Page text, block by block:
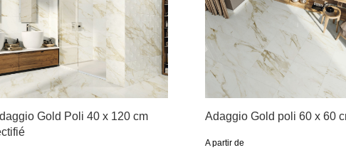
Gold Poli 40 x 120 cm
Adaggio Gold poli 60 x 60
A partir de